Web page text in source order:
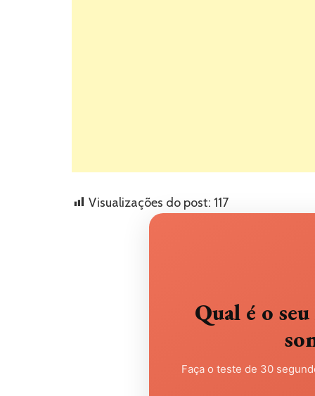
Visualizações do post: 117
Qual é o
Faça o teste de 30